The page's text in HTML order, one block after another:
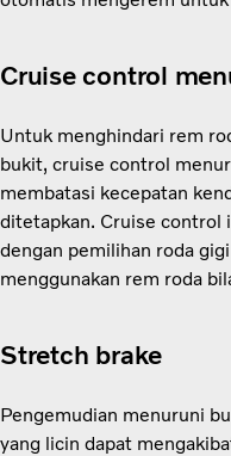
Cruise control
Untuk menghindari rem
bukit, cruise control
membatasi kecepatan
ditetapkan. Cruise control
dengan pemilihan roda
menggunakan rem roda
Stretch brake
Pengemudian menuruni
yang licin dapat